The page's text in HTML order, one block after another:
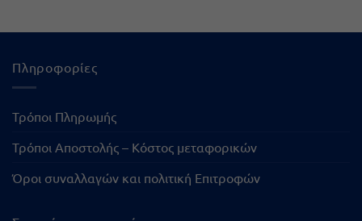
Πληροφορίες
Τρόποι Πληρωμής
Τρόποι Αποστολής – Κόστος μεταφορικών
Όροι συναλλαγών και πολιτική Επιτροφών